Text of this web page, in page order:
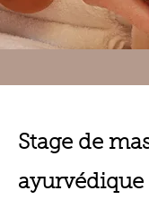
Stage de
ayurvédique